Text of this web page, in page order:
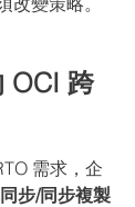
OCI 跨
需求，企
步/同步複製